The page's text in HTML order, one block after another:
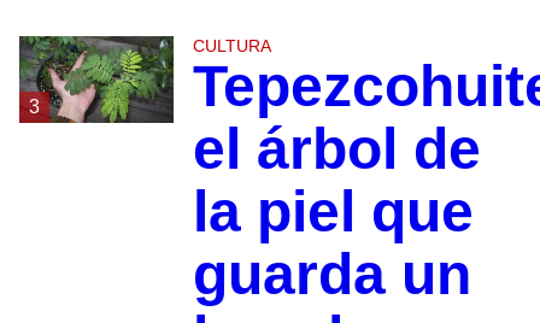
3
CULTURA
el árbol de
la piel que
guarda un